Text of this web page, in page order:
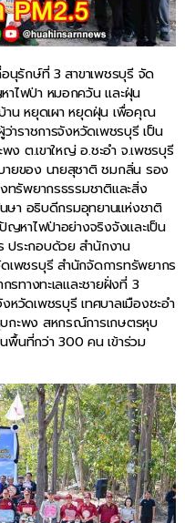
นุรักษ์ที่ 3 สาขาเพชรบุรี จัด
ไฟป่า หมอกควัน และฝุ่น
บ้าน หยุดเผา หยุดฝุ่น เพื่อคุณ
ราชการจังหวัดเพชรบุรี เป็น
ง ต.เขาใหญ่ อ.ชะอำ จ.เพชรบุรี
ยของ นายสุชาติ ชมกลิ่น รอง
ทรัพยากรธรรมชาติและสิ่ง
า อธิบดีกรมอุทยานแห่งชาติ
หาไฟป่าอย่างจริงจังและเป็น
ระกอบด้วย สำนักงาน
เพชรบุรี สำนักจัดการทรัพยากร
รทางทะเลและชายฝั่งที่ 3
วัดเพชรบุรี เทศบาลเมืองชะอำ
กะพง สหกรณ์การเกษตรหุบ
นพื้นที่กว่า 300 คน เข้าร่วม